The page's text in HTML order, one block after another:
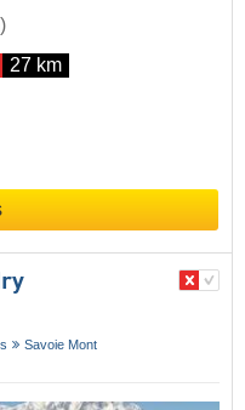
)
27 km
Savoie Mont